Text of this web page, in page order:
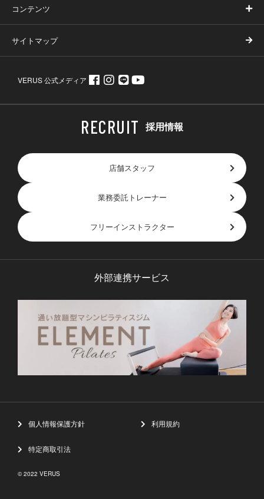
コンテンツ
サイトマップ
VERUS 公式メディア
採用情報
店舗スタッフ
業務委託トレーナー
フリーインストラクター
外部連携サービス
個人情報保護方針 利用規約
特定商取引法
© 2022 VERUS